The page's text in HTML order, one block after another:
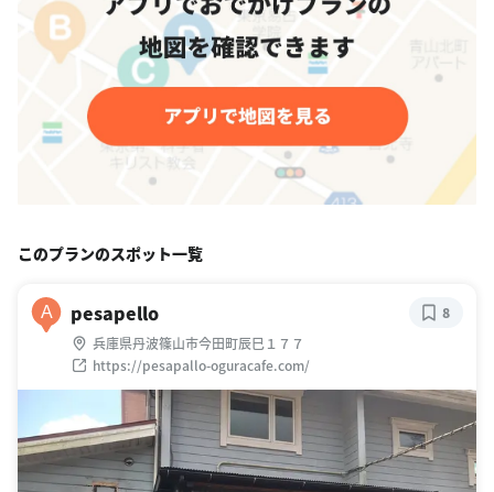
このプランのスポット一覧
A pesapello
兵庫県丹波篠山市今田町辰巳１７７
https://pesapallo-oguracafe.com/
8